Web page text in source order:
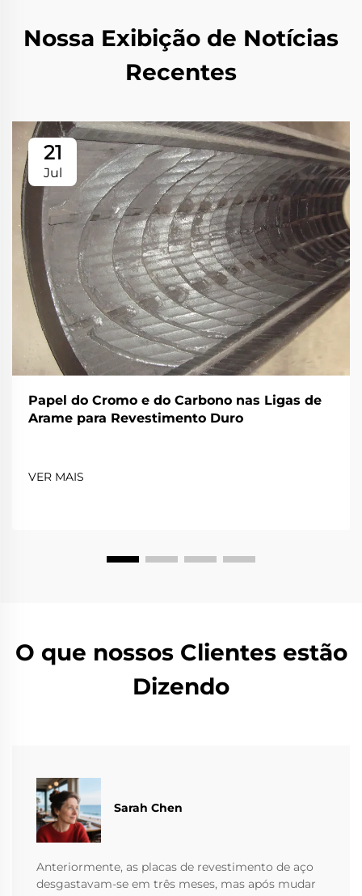
Nossa Exibição de Notícias
Recentes
21
Jul
Papel do Cromo e do Carbono nas Ligas de
Arame para Revestimento Duro
VER MAIS
O que nossos Clientes estão
Dizendo
Sarah Chen
Anteriormente, as placas de revestimento de aço
desgastavam-se em três meses, mas após mudar